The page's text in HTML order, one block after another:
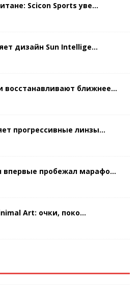
Scicon Sports уве...
дизайн Sun Intellige...
восстанавливают ближнее...
прогрессивные линзы...
впервые пробежал марафо...
Art: очки, поко...